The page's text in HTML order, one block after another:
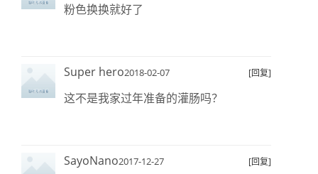
粉色换换就好了
Super hero2018-02-07 [回复]
这不是我家过年准备的灌肠吗？
SayoNano2017-12-27 [回复]